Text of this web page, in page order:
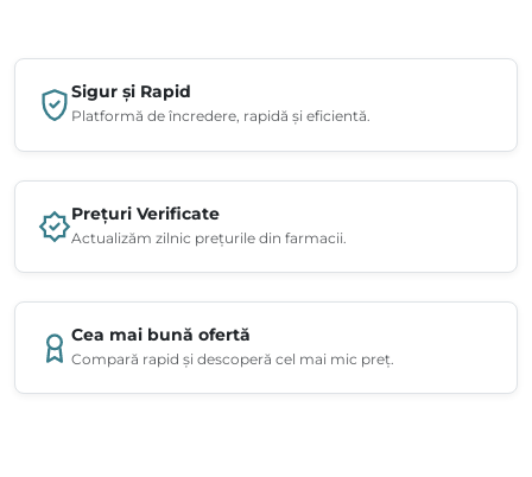
Sigur și Rapid
Platformă de încredere, rapidă și eficientă.
Prețuri Verificate
Actualizăm zilnic prețurile din farmacii.
Cea mai bună ofertă
Compară rapid și descoperă cel mai mic preț.